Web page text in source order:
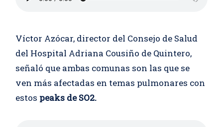
Víctor Azócar, director del Consejo de Salud
del Hospital Adriana Cousiño de Quintero,
señaló que ambas comunas son las que se
ven más afectadas en temas pulmonares con
estos peaks de SO2.